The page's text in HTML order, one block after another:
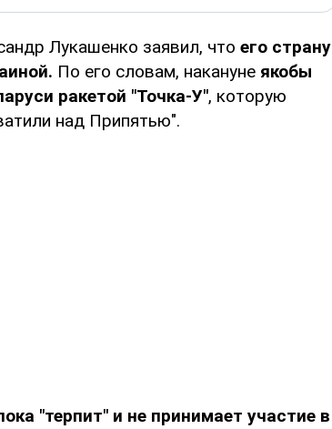
Лукашенко заявил, что его страну
По его словам, накануне якобы
ракетой "Точка-У", которую
над Припятью".
"терпит" и не принимает участие в